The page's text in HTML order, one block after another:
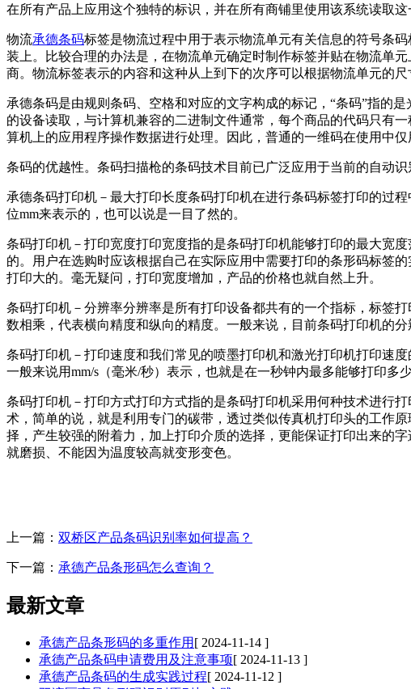
在所有产品上应用这个独特的标识，并在所有商铺里使用该系统读取这
物流承德条码标签是物流过程中用于表示物流单元有关信息的符号条
装上。比较合理的办法是，在物流单元确定时制作标签并贴在物流单
商。物流标签表示的内容和这种从上到下的次序可以根据物流单元的尺
承德条码是由规则条码、空格和对应的文字构成的标记，“条码”指的
的设备读取，与计算机兼容的二进制文件通常，每个商品的代码只有
算机上的应用程序操作数据进行处理。因此，普通的一维码在使用中
条码的优越性。条码扫描枪的条码技术目前已广泛应用于当前的自动识
承德条码打印机－最大打印长度条码打印机在进行条码标签打印的过
位mm来表示的，也可以说是一目了然的。
条码打印机－打印宽度打印宽度指的是条码打印机能够打印的最大宽
的。用户在选购时应该根据自己在实际应用中需要打印的条形码标签
打印大的。毫无疑问，打印宽度增加，产品的价格也就自然上升。
条码打印机－分辨率分辨率是所有打印设备都共有的一个指标，标签
数相乘，代表横向精度和纵向的精度。一般来说，目前条码打印机的分
条码打印机－打印速度和我们常见的喷墨打印机和激光打印机打印速
一般来说用mm/s（毫米/秒）表示，也就是在一秒钟内最多能够打印多
条码打印机－打印方式打印方式指的是条码打印机采用何种技术进行
术，简单的说，就是利用专门的碳带，透过类似传真机打印头的工作
择，产生较强的附着力，加上打印介质的选择，更能保证打印出来的
就磨损、不能因为温度较高就变形变色。
上一篇： 双桥区产品条码识别率如何提高？
下一篇： 承德产品条形码怎么查询？
最新文章
承德产品条形码的多重作用 [ 2024-11-14 ]
承德产品条码申请费用及注意事项[ 2024-11-13 ]
承德产品条码的生成实践过程[ 2024-11-12 ]